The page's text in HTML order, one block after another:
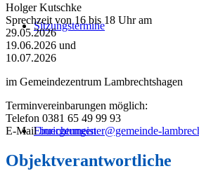
Sitzungstermine
Einrichtungen
Holger Kutschke
Sprechzeit von 16 bis 18 Uhr am
29.05.2026
19.06.2026 und
10.07.2026
im Gemeindezentrum Lambrechtshagen
Terminvereinbarungen möglich:
Telefon 0381 65 49 99 93
E-Mailbuergermeister@gemeinde-
Objektverantwortliche